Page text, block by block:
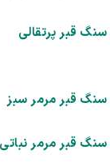
قبر پرتقالی
قبر مرمر سبز
قبر مرمر نباتی